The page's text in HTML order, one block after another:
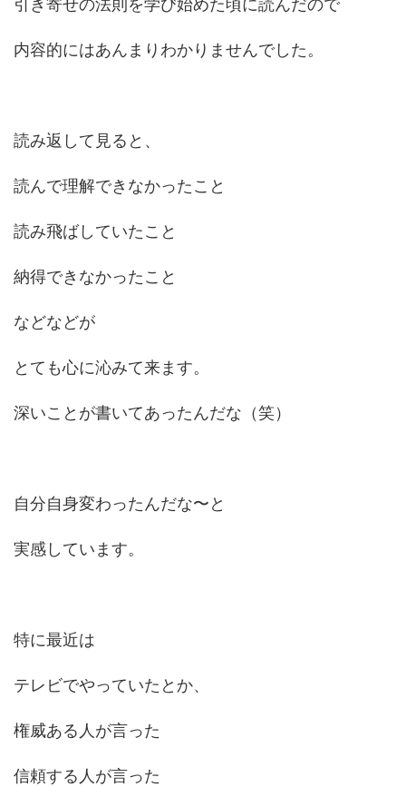
引き寄せの法則を学び始めた頃に読んだので
内容的にはあんまりわかりませんでした。
読み返して見ると、
読んで理解できなかったこと
読み飛ばしていたこと
納得できなかったこと
などなどが
とても心に沁みて来ます。
深いことが書いてあったんだな（笑）
自分自身変わったんだな〜と
実感しています。
特に最近は
テレビでやっていたとか、
権威ある人が言った
信頼する人が言った